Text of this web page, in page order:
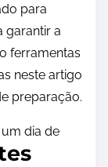
para
garantir a
ferramentas
neste artigo
preparação.
dia de